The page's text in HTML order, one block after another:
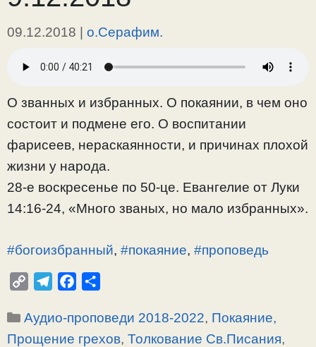
09.12.2018 | о.Серафим.
О званных и избранных. О покаянии, в чем оно
состоит и подмене его. О воспитании
фарисеев, нераскаянности, и причинах плохой
жизни у народа.
28-е воскресенье по 50-це. Евангелие от Луки
14:16-24, «Много званых, но мало избранных».
#богоизбранный, #покаяние, #проповедь
p
y
l
e
c
e
п
р
Рубрики
Аудио-проповеди 2018-2022, Покаяние,
Прощение грехов, Толкование Св.Писания,